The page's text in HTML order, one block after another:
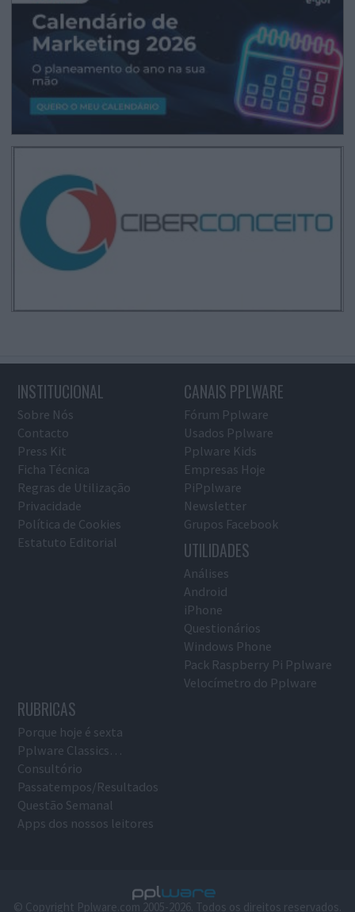
INSTITUCIONAL
Sobre Nós
Contacto
Press Kit
Ficha Técnica
Regras de Utilização
Privacidade
Política de Cookies
Estatuto Editorial
CANAIS PPLWARE
Fórum Pplware
Usados Pplware
Pplware Kids
Empresas Hoje
PiPplware
Newsletter
Grupos Facebook
UTILIDADES
Análises
Android
iPhone
Questionários
Windows Phone
Pack Raspberry Pi Pplware
Velocímetro do Pplware
RUBRICAS
Porque hoje é sexta
Pplware Classics…
Consultório
Passatempos/Resultados
Questão Semanal
Apps dos nossos leitores
© Copyright Pplware.com 2005-2026. Todos os direitos reservados.